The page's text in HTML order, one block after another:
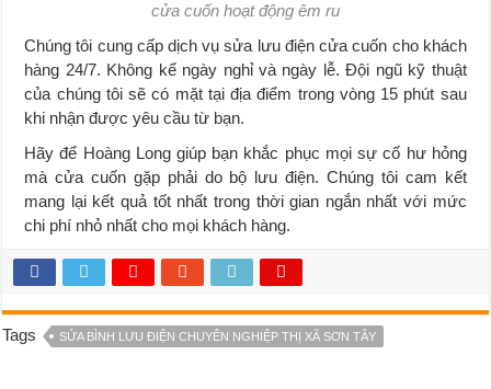
cửa cuốn hoạt động êm ru
Chúng tôi cung cấp dịch vụ sửa lưu điện cửa cuốn cho khách
hàng 24/7. Không kể ngày nghỉ và ngày lễ. Đội ngũ kỹ thuật
của chúng tôi sẽ có mặt tại địa điểm trong vòng 15 phút sau
khi nhận được yêu cầu từ bạn.
Hãy để Hoàng Long giúp bạn khắc phục mọi sự cố hư hỏng
mà cửa cuốn gặp phải do bộ lưu điện. Chúng tôi cam kết
mang lại kết quả tốt nhất trong thời gian ngắn nhất với mức
chi phí nhỏ nhất cho mọi khách hàng.
Tags SỬA BÌNH LƯU ĐIỆN CHUYÊN NGHIỆP THỊ XÃ SƠN TÂY